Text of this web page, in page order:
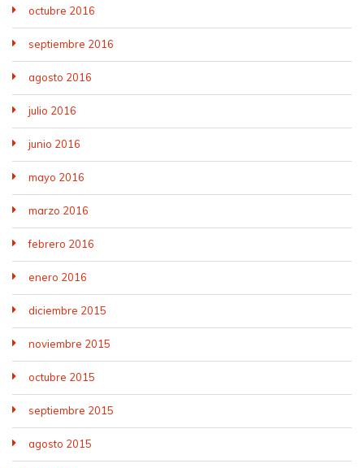
octubre 2016
septiembre 2016
agosto 2016
julio 2016
junio 2016
mayo 2016
marzo 2016
febrero 2016
enero 2016
diciembre 2015
noviembre 2015
octubre 2015
septiembre 2015
agosto 2015